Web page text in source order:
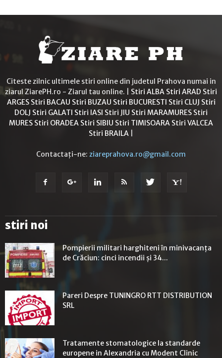
Citeste zilnic ultimele stiri online din judetul Prahova numai in
ziarul ZiarePH.ro - Ziarul tau online. | Stiri ALBA Stiri ARAD Stiri
ARGES Stiri BACAU Stiri BUZAU Stiri BUCURESTI Stiri CLUJ Stiri
DOLJ Stiri GALATI Stiri IASI Stiri JIU Stiri MARAMURES Stiri
MURES Stiri ORADEA Stiri SIBIU Stiri TIMISOARA Stiri VALCEA
Stiri BRAILA
Contactați-ne: ziareprahova.ro@gmail.com
stiri noi
Pompierii militari harghiteni în minivacanța
de Crăciun: cinci incendii și 34...
Pareri Despre TUNINGRO RTT DISTRIBUTION
SRL
Tratamente stomatologice la standarde
europene in Alexandria cu Modent Clinic